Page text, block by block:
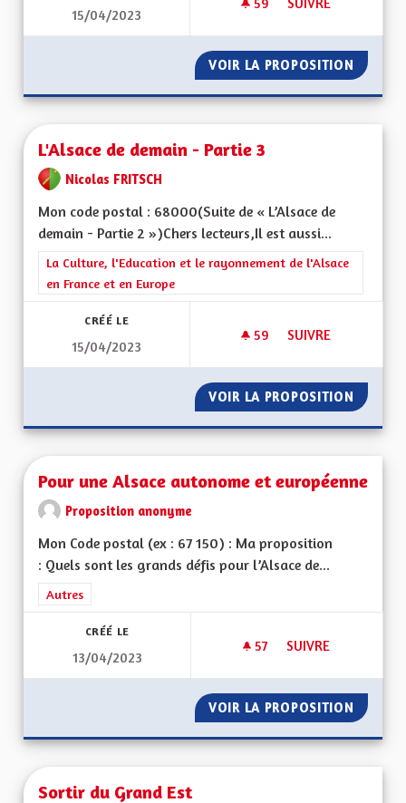
15/04/2023
VOIR LA PROPOSITION
L'Alsace de demain - Partie 3
Nicolas FRITSCH
Mon code postal : 68000(Suite de « L’Alsace de
demain - Partie 2 »)Chers lecteurs,Il est aussi...
Filtrer les résultats de la catégorie : La Culture, l'Education et
La Culture, l'Education et le rayonnement de l'Alsace
en France et en Europe
CRÉÉ LE
15/04/2023
59 59 ABONNÉS
SUIVRE
VOIR LA PROPOSITION
Pour une Alsace autonome et européenne
Proposition anonyme
Mon Code postal (ex : 67 150) : Ma proposition
: Quels sont les grands défis pour l’Alsace de...
Filtrer les résultats de la catégorie : Autres
Autres
CRÉÉ LE
13/04/2023
57 57 ABONNÉS
SUIVRE
VOIR LA PROPOSITION POUR
Sortir du Grand Est